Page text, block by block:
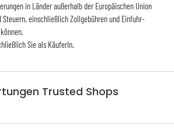
Trusted Shops
in Länder außerhalb der Europäischen Union
Steuern, einschließlich Zollgebühren und Einfuhr-
Sie als KäuferIn.